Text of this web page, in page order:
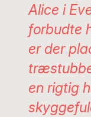
Alice i
forbudte
er der
en rigtig